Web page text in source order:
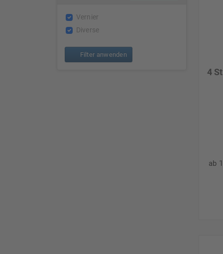
Vernier
Diverse
Filter anwenden
4
ab